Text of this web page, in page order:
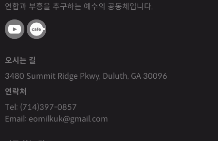
연합과 부흥을 추구하는 예수의 공동체입니다.
오시는 길
3480 Summit Ridge Pkwy, Duluth, GA 30096
연락처
Tel: (714)397-0857
Email: eomilkuk@gmail.com